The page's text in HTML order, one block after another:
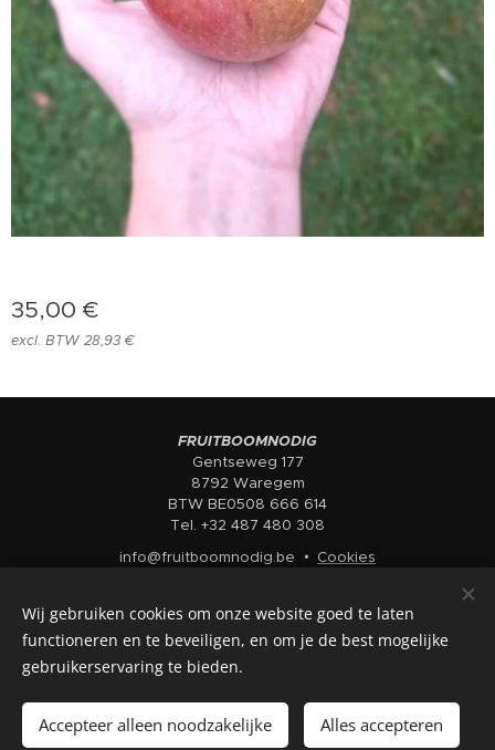
35,00 €
excl. BTW 28,93 €
Toevoegen aan de winkelwagen
FRUITBOOMNODIG
Gentseweg 177
8792 Waregem
BTW BE0508 666 614
Tel. +32 487 480 308
info@fruitboomnodig.be
Cookies
English
Wij gebruiken cookies om onze website goed te laten
functioneren en te beveiligen, en om je de best mogelijke
gebruikerservaring te bieden.
Accepteer alleen noodzakelijke Alles accepteren